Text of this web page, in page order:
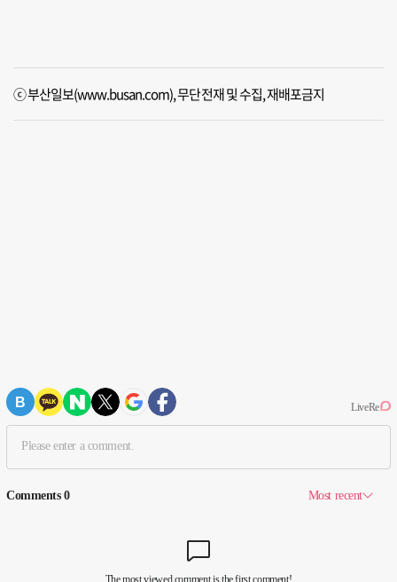
ⓒ 부산일보(www.busan.com), 무단전재 및 수집, 재배포금지